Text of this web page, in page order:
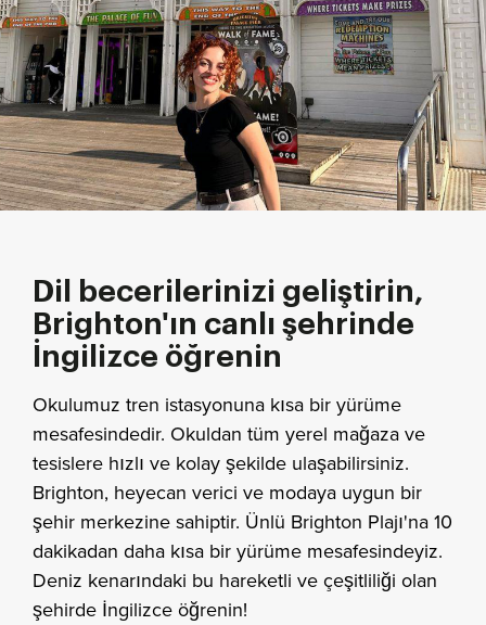
Dil becerilerinizi geliştirin,
Brighton'ın canlı şehrinde
İngilizce öğrenin
Okulumuz tren istasyonuna kısa bir yürüme
mesafesindedir. Okuldan tüm yerel mağaza ve
tesislere hızlı ve kolay şekilde ulaşabilirsiniz.
Brighton, heyecan verici ve modaya uygun bir
şehir merkezine sahiptir. Ünlü Brighton Plajı'na 10
dakikadan daha kısa bir yürüme mesafesindeyiz.
Deniz kenarındaki bu hareketli ve çeşitliliği olan
şehirde İngilizce öğrenin!